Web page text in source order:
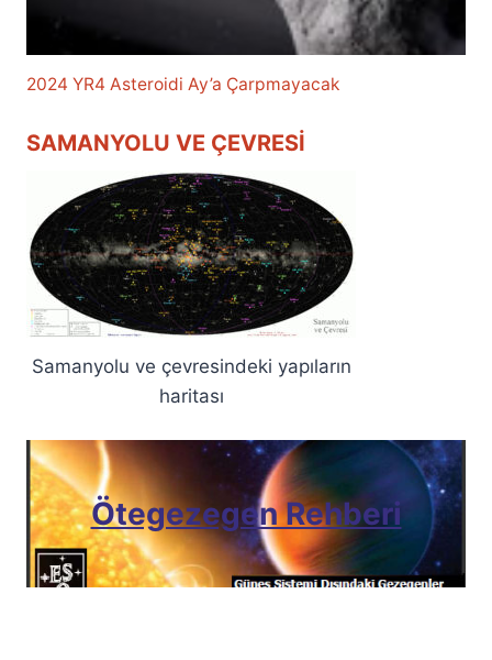
2024 YR4 Asteroidi Ay’a Çarpmayacak
SAMANYOLU VE ÇEVRESI
Samanyolu ve çevresindeki yapıların
haritası
Ötegezegen Rehberi